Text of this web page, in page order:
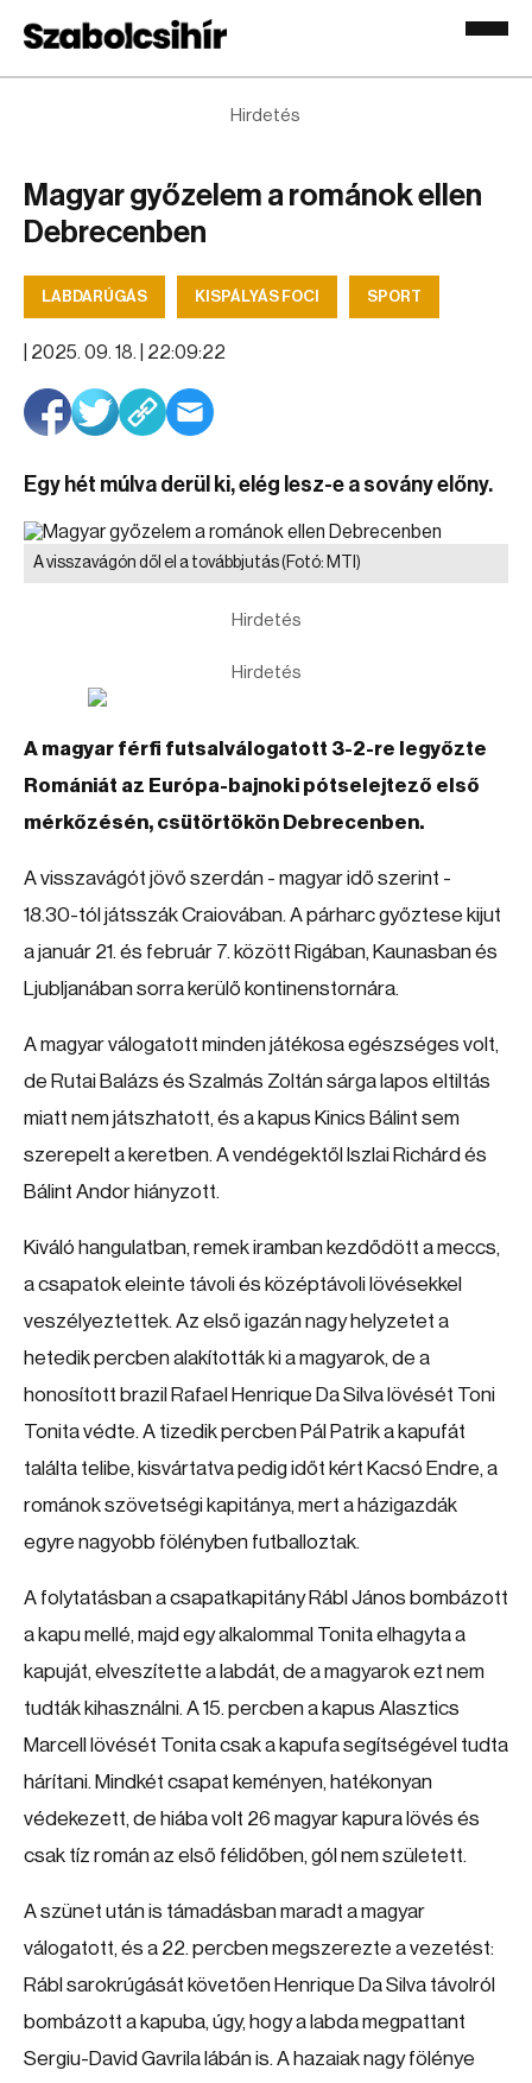
Hirdetés
Magyar győzelem a románok ellen
Debrecenben
LABDARÚGÁS KISPÁLYÁS FOCI SPORT
2025. 09. 18. | 22:09:22
Egy hét múlva derül ki, elég lesz-e a sovány előny.
A visszavágón dől el a továbbjutás(Fotó: MTI)
Hirdetés
Hirdetés
A magyar férfi futsalválogatott 3-2-re legyőzte
Romániát az Európa-bajnoki pótselejtező első
mérkőzésén, csütörtökön Debrecenben.
A visszavágót jövő szerdán - magyar idő szerint -
18.30-tól játsszák Craiovában. A párharc győztese kijut
a január 21. és február 7. között Rigában, Kaunasban és
Ljubljanában sorra kerülő kontinenstornára.
A magyar válogatott minden játékosa egészséges volt,
de Rutai Balázs és Szalmás Zoltán sárga lapos eltiltás
miatt nem játszhatott, és a kapus Kinics Bálint sem
szerepelt a keretben. A vendégektől Iszlai Richárd és
Bálint Andor hiányzott.
Kiváló hangulatban, remek iramban kezdődött a meccs,
a csapatok eleinte távoli és középtávoli lövésekkel
veszélyeztettek. Az első igazán nagy helyzetet a
hetedik percben alakították ki a magyarok, de a
honosított brazil Rafael Henrique Da Silva lövését Toni
Tonita védte. A tizedik percben Pál Patrik a kapufát
találta telibe, kisvártatva pedig időt kért Kacsó Endre, a
románok szövetségi kapitánya, mert a házigazdák
egyre nagyobb fölényben futballoztak.
A folytatásban a csapatkapitány Rábl János bombázott
a kapu mellé, majd egy alkalommal Tonita elhagyta a
kapuját, elveszítette a labdát, de a magyarok ezt nem
tudták kihasználni. A 15. percben a kapus Alasztics
Marcell lövését Tonita csak a kapufa segítségével tudta
hárítani. Mindkét csapat keményen, hatékonyan
védekezett, de hiába volt 26 magyar kapura lövés és
csak tíz román az első félidőben, gól nem született.
A szünet után is támadásban maradt a magyar
válogatott, és a 22. percben megszerezte a vezetést:
Rábl sarokrúgását követően Henrique Da Silva távolról
bombázott a kapuba, úgy, hogy a labda megpattant
Sergiu-David Gavrila lábán is. A hazaiak nagy fölénye